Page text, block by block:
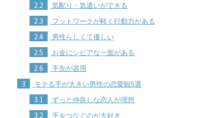
2.2 気配り・気遣いができる
2.3 フットワークが軽く行動力がある
2.4 男性らしくて優しい
2.5 お金にシビアな一面がある
2.6 手先が器用
3 モテる手が大きい男性の恋愛観5選
3.1 ずっと仲良しな恋人が理想
3.2 手をつなぐのが大好き